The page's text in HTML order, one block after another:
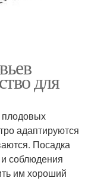
для
плодовых
адаптируются
Посадка
соблюдения
им хороший